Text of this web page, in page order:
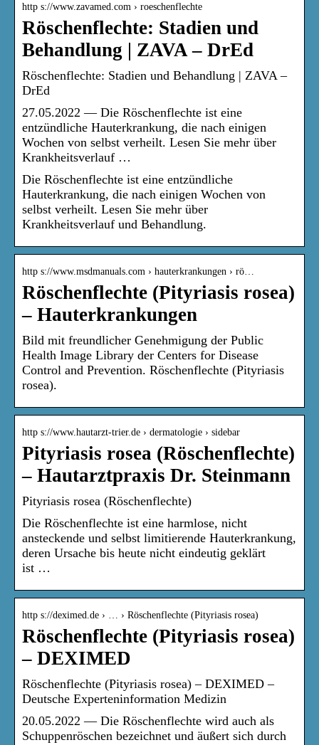
http s://www.zavamed.com › roeschenflechte
Röschenflechte: Stadien und
Behandlung | ZAVA – DrEd
Röschenflechte: Stadien und Behandlung | ZAVA –
DrEd
27.05.2022 — Die Röschenflechte ist eine
entzündliche Hauterkrankung, die nach einigen
Wochen von selbst verheilt. Lesen Sie mehr über
Krankheitsverlauf …
Die Röschenflechte ist eine entzündliche
Hauterkrankung, die nach einigen Wochen von
selbst verheilt. Lesen Sie mehr über
Krankheitsverlauf und Behandlung.
http s://www.msdmanuals.com › hauterkrankungen › rö…
Röschenflechte (Pityriasis rosea)
– Hauterkrankungen
Bild mit freundlicher Genehmigung der Public
Health Image Library der Centers for Disease
Control and Prevention. Röschenflechte (Pityriasis
rosea).
http s://www.hautarzt-trier.de › dermatologie › sidebar
Pityriasis rosea (Röschenflechte)
– Hautarztpraxis Dr. Steinmann
Pityriasis rosea (Röschenflechte)
Die Röschenflechte ist eine harmlose, nicht
ansteckende und selbst limitierende Hauterkrankung,
deren Ursache bis heute nicht eindeutig geklärt
ist …
http s://deximed.de › … › Röschenflechte (Pityriasis rosea)
Röschenflechte (Pityriasis rosea)
– DEXIMED
Röschenflechte (Pityriasis rosea) – DEXIMED –
Deutsche Experteninformation Medizin
20.05.2022 — Die Röschenflechte wird auch als
Schuppenröschen bezeichnet und äußert sich durch